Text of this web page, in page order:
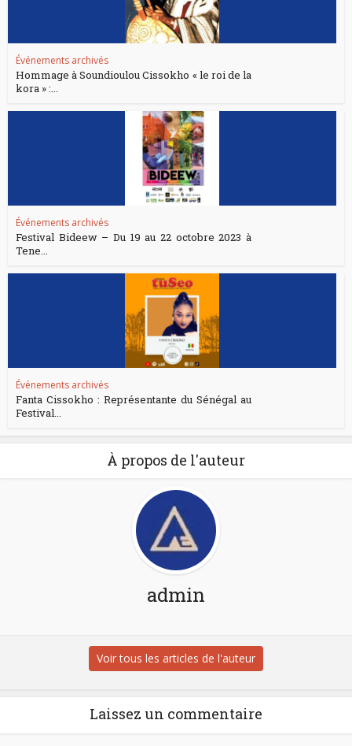
Événements archivés
Hommage à Soundioulou Cissokho « le roi de la
kora » :...
Événements archivés
Festival Bideew – Du 19 au 22 octobre 2023 à
Tene...
Événements archivés
Fanta Cissokho : Représentante du Sénégal au
Festival...
À propos de l'auteur
admin
Voir tous les articles de l'auteur
Laissez un commentaire